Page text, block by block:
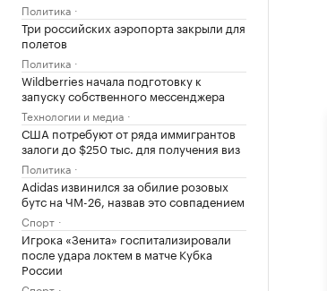
Политика
Три российских аэропорта закрыли для
полетов
Политика
Wildberries начала подготовку к
запуску собственного мессенджера
Технологии и медиа
США потребуют от ряда иммигрантов
залоги до $250 тыс. для получения виз
Политика
Adidas извинился за обилие розовых
бутс на ЧМ-26, назвав это совпадением
Спорт
Игрока «Зенита» госпитализировали
после удара локтем в матче Кубка
России